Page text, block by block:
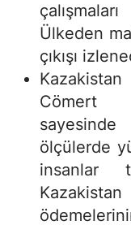
Ülkeden
çıkışı
Cömert
ölçülerde
insanlar